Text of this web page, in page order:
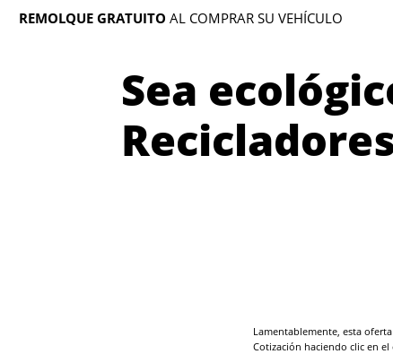
REMOLQUE GRATUITO AL COMPRAR SU VEHÍCULO
Sea
Lamentablemente, esta
Cotización haciendo clic en